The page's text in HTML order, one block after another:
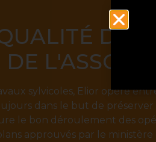
sylvicoles, Elior opère
dans le but de
le bon déroulement des
approuvés par le ministère